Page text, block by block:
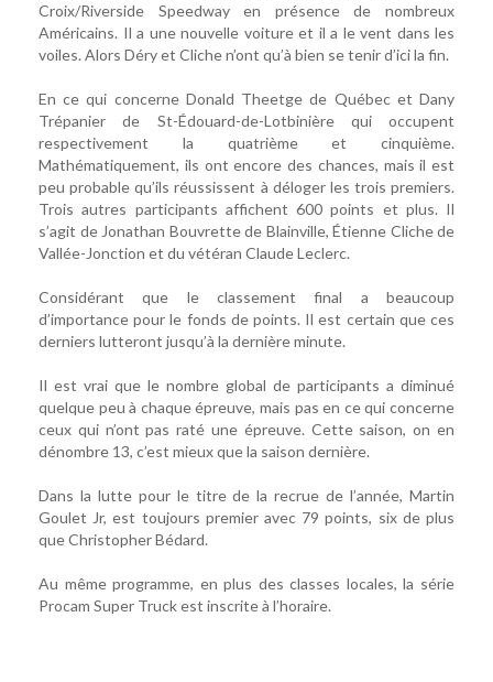
Croix/Riverside Speedway en présence de nombreux
Américains. Il a une nouvelle voiture et il a le vent dans les
voiles. Alors Déry et Cliche n’ont qu’à bien se tenir d’ici la fin.
En ce qui concerne Donald Theetge de Québec et Dany
Trépanier de St-Édouard-de-Lotbinière qui occupent
respectivement la quatrième et cinquième.
Mathématiquement, ils ont encore des chances, mais il est
peu probable qu’ils réussissent à déloger les trois premiers.
Trois autres participants affichent 600 points et plus. Il
s’agit de Jonathan Bouvrette de Blainville, Étienne Cliche de
Vallée-Jonction et du vétéran Claude Leclerc.
Considérant que le classement final a beaucoup
d’importance pour le fonds de points. Il est certain que ces
derniers lutteront jusqu’à la dernière minute.
Il est vrai que le nombre global de participants a diminué
quelque peu à chaque épreuve, mais pas en ce qui concerne
ceux qui n’ont pas raté une épreuve. Cette saison, on en
dénombre 13, c’est mieux que la saison dernière.
Dans la lutte pour le titre de la recrue de l’année, Martin
Goulet Jr, est toujours premier avec 79 points, six de plus
que Christopher Bédard.
Au même programme, en plus des classes locales, la série
Procam Super Truck est inscrite à l’horaire.